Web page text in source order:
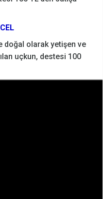
doğal olarak yetişen ve
uçkun, destesi 100